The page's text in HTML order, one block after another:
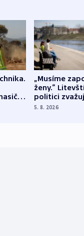
z
„Musíme
ženy.“
politici
dohodu o
5. 8. 2026